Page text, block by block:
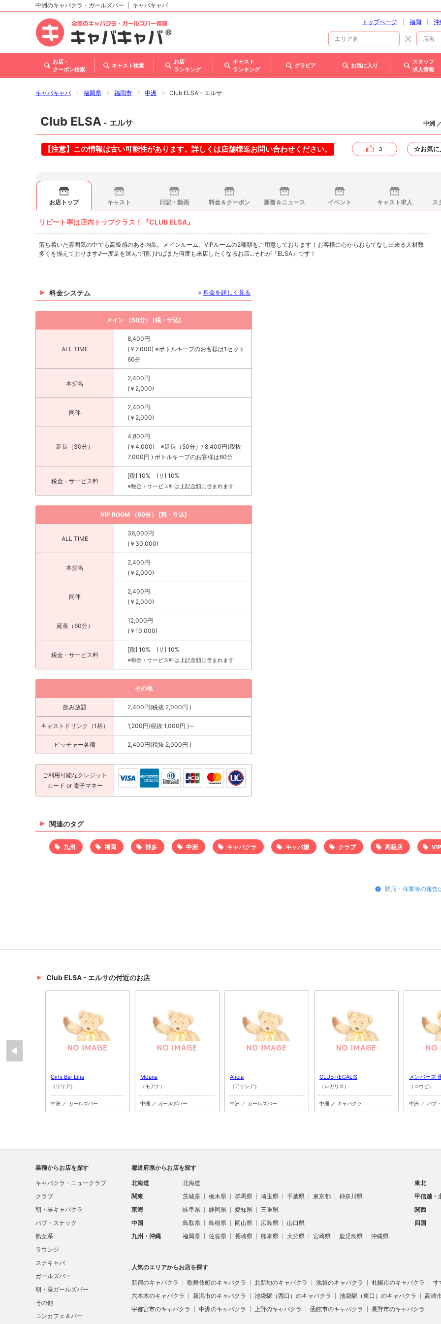
北海道
東北
甲信越・北陸
関西
中洲のキャバクラ・ガールズバー キャバキャバ
トップページ 福岡 沖
お店・
クーポン検索
キャスト検索
お店
ランキング
キャスト
ランキング
グラビア お気に入り
スタッフ
求人情報
キャバキャバ 福岡県 福岡市 中洲 Club ELSA - エルサ
Club ELSA - エルサ 中洲
【注意】この情報は古い可能性があります。詳しくは店舗様迄お問い合わせください。 3 ☆お気に
お店トップ キャスト 日記・動画 料金＆クーポン 新着＆ニュース イベント キャスト求人 ス
リピート率は店内トップクラス！『CLUB ELSA』
落ち着いた雰囲気の中でも高級感のある内装。メインルーム、VIPルームの2種類をご用意しております！お客様に心からおもてなし出来る人材数
多くを揃えております♪一度足を運んで頂ければまた何度も来店したくなるお店...それが『ELSA』です！
料金システム > 料金を詳しく見る
メイン （50分） [税・サ込]
ALL TIME
8,400円
(￥7,000) ※ボトルキープのお客様は1セット
60分
本指名
2,400円
(￥2,000)
同伴
2,400円
(￥2,000)
延長（30分）
4,800円
(￥4,000) ※延長（50分）/ 8,400円(税抜
7,000円 ) ボトルキープのお客様は60分
税金・サービス料
[税] 10% [サ] 10%
※税金・サービス料は上記金額に含まれます
VIP ROOM （60分） [税・サ込]
ALL TIME
36,000円
(￥30,000)
本指名
2,400円
(￥2,000)
同伴
2,400円
(￥2,000)
延長（60分）
12,000円
(￥10,000)
税金・サービス料
[税] 10% [サ] 10%
※税金・サービス料は上記金額に含まれます
その他
飲み放題 2,400円(税抜 2,000円 )
キャストドリンク（1杯） 1,200円(税抜 1,000円 )～
ピッチャー各種 2,400円(税抜 2,000円 )
ご利用可能なクレジット
カード or 電子マネー
関連のタグ
九州 福岡 博多 中洲 キャバクラ キャバ嬢 クラブ 高級店 VIP
閉店・休業等の報告
Club ELSA - エルサの付近のお店
Girls Bar Lilia
（リリア）
中洲 ／ ガールズバー
Moana
（モアナ）
中洲 ／ ガールズバー
Alicia
（アリシア）
中洲 ／ ガールズバー
CLUB REGALIS
（レガリス）
中洲 ／ キャバクラ
メンバーズ
（ユウビ）
中洲 ／ パブ
業種からお店を探す
キャバクラ・ニュークラブ
クラブ
朝・昼キャバクラ
パブ・スナック
熟女系
ラウンジ
スナキャバ
ガールズバー
朝・昼ガールズバー
その他
コンカフェ＆バー
都道府県からお店を探す
北海道 北海道
東北
関東
茨城県 栃木県 群馬県 埼玉県 千葉県 東京都 神奈川県
甲信越・
東海
岐阜県 静岡県 愛知県 三重県
関西
中国
鳥取県 島根県 岡山県 広島県 山口県
四国
九州・沖縄
福岡県 佐賀県 長崎県 熊本県 大分県 宮崎県 鹿児島県 沖縄県
人気のエリアからお店を探す
新宿のキャバクラ 歌舞伎町のキャバクラ 北新地のキャバクラ 池袋のキャバクラ 札幌市のキャバクラ
す
六本木のキャバクラ
新潟市のキャバクラ 池袋駅（西口）のキャバクラ 池袋駅（東口）のキャバクラ
高崎
宇都宮市のキャバクラ
中洲のキャバクラ 上野のキャバクラ 函館市のキャバクラ 長野市のキャバクラ